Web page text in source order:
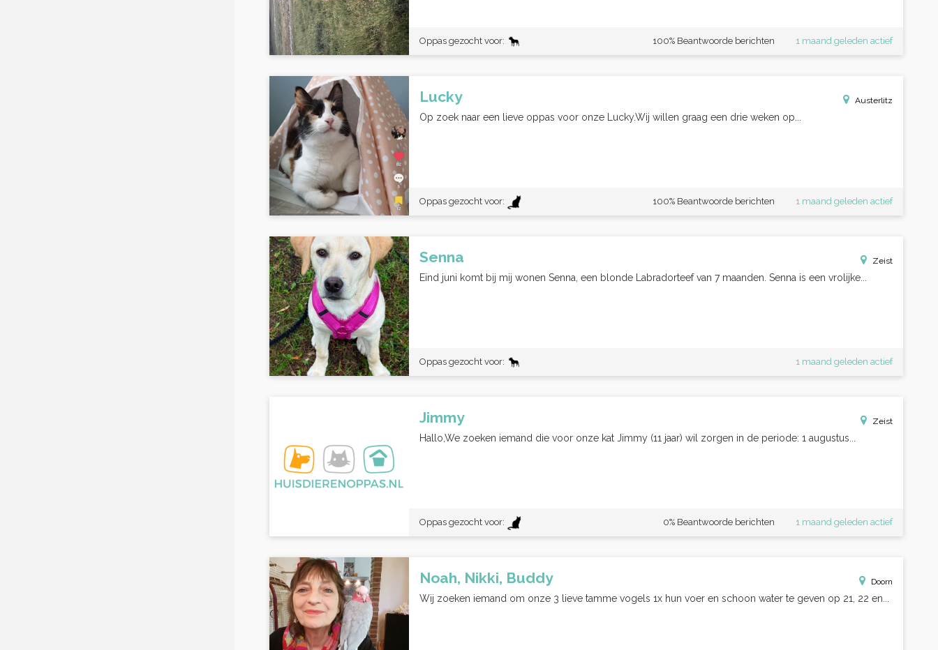
Oppas gezocht voor: 1 maand geleden actief
100% Beantwoorde berichten
Lucky Austerlitz
Op zoek naar een lieve oppas voor onze Lucky.Wij willen graag een drie weken op...
Oppas gezocht voor: 1 maand geleden actief
100% Beantwoorde berichten
Senna Zeist
Eind juni komt bij mij wonen Senna, een blonde Labradorteef van 7 maanden. Senna is een vrolijke...
Oppas gezocht voor: 1 maand geleden actief
Jimmy Zeist
Hallo,We zoeken iemand die voor onze kat Jimmy (11 jaar) wil zorgen in de periode: 1 augustus...
Oppas gezocht voor: 1 maand geleden actief
0% Beantwoorde berichten
Noah, Nikki, Buddy Doorn
Wij zoeken iemand om onze 3 lieve tamme vogels 1x hun voer en schoon water te geven op 21, 22 en...